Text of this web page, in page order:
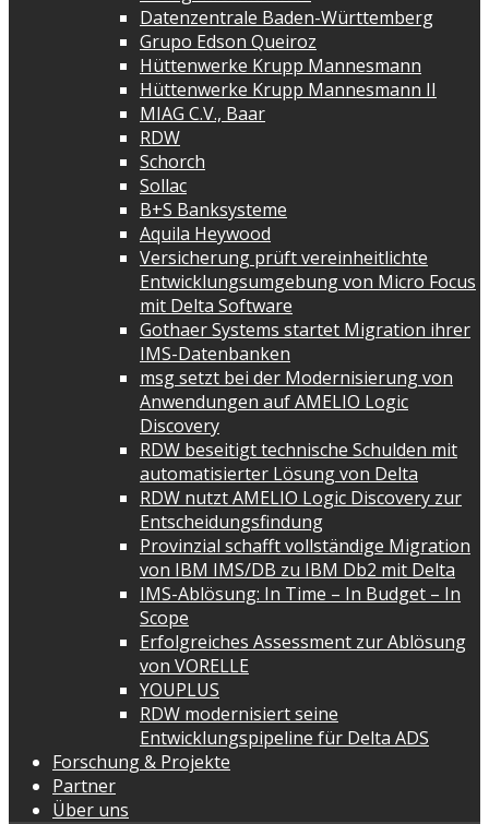
Datenzentrale Baden-Württemberg
Grupo Edson Queiroz
Hüttenwerke Krupp Mannesmann
Hüttenwerke Krupp Mannesmann II
MIAG C.V., Baar
RDW
Schorch
Sollac
B+S Banksysteme
Aquila Heywood
Versicherung prüft vereinheitlichte
Entwicklungsumgebung von Micro Focus
mit Delta Software
Gothaer Systems startet Migration ihrer
IMS-Datenbanken
msg setzt bei der Modernisierung von
Anwendungen auf AMELIO Logic
Discovery
RDW beseitigt technische Schulden mit
automatisierter Lösung von Delta
RDW nutzt AMELIO Logic Discovery zur
Entscheidungsfindung
Provinzial schafft vollständige Migration
von IBM IMS/DB zu IBM Db2 mit Delta
IMS-Ablösung: In Time – In Budget – In
Scope
Erfolgreiches Assessment zur Ablösung
von VORELLE
YOUPLUS
RDW modernisiert seine
Entwicklungspipeline für Delta ADS
Forschung & Projekte
Partner
Über uns